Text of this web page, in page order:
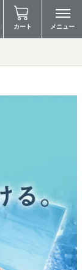
カート メニュー